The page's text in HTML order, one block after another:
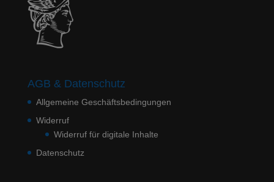
AGB & Datenschutz
Allgemeine Geschäftsbedingungen
Widerruf
Widerruf für digitale Inhalte
Datenschutz